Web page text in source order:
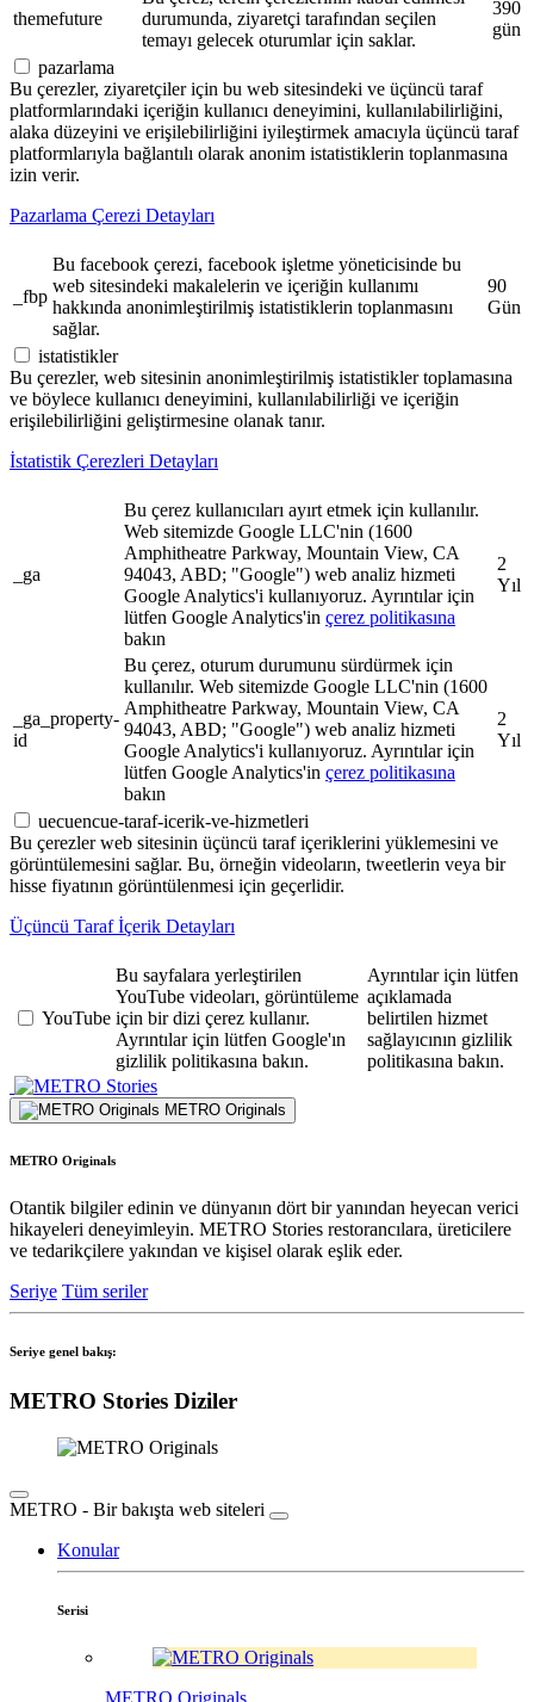
themefuture
durumunda, ziyaretçi tarafından seçilen
temayı gelecek oturumlar için saklar.
390
gün
pazarlama
Bu çerezler, ziyaretçiler için bu web sitesindeki ve üçüncü taraf
platformlarındaki içeriğin kullanıcı deneyimini, kullanılabilirliğini,
alaka düzeyini ve erişilebilirliğini iyileştirmek amacıyla üçüncü taraf
platformlarıyla bağlantılı olarak anonim istatistiklerin toplanmasına
izin verir.
Pazarlama Çerezi Detayları
_fbp
Bu facebook çerezi, facebook işletme yöneticisinde bu
web sitesindeki makalelerin ve içeriğin kullanımı
hakkında anonimleştirilmiş istatistiklerin toplanmasını
sağlar.
90
Gün
istatistikler
Bu çerezler, web sitesinin anonimleştirilmiş istatistikler toplamasına
ve böylece kullanıcı deneyimini, kullanılabilirliği ve içeriğin
erişilebilirliğini geliştirmesine olanak tanır.
İstatistik Çerezleri Detayları
_ga
Bu çerez kullanıcıları ayırt etmek için kullanılır.
Web sitemizde Google LLC'nin (1600
Amphitheatre Parkway, Mountain View, CA
94043, ABD; "Google") web analiz hizmeti
Google Analytics'i kullanıyoruz. Ayrıntılar için
lütfen Google Analytics'in çerez politikasına
bakın
2
Yıl
_ga_property-
id
Bu çerez, oturum durumunu sürdürmek için
kullanılır. Web sitemizde Google LLC'nin (1600
Amphitheatre Parkway, Mountain View, CA
94043, ABD; "Google") web analiz hizmeti
Google Analytics'i kullanıyoruz. Ayrıntılar için
lütfen Google Analytics'in çerez politikasına
bakın
2
Yıl
uecuencue-taraf-icerik-ve-hizmetleri
Bu çerezler web sitesinin üçüncü taraf içeriklerini yüklemesini ve
görüntülemesini sağlar. Bu, örneğin videoların, tweetlerin veya bir
hisse fiyatının görüntülenmesi için geçerlidir.
Üçüncü Taraf İçerik Detayları
YouTube
Bu sayfalara yerleştirilen
YouTube videoları, görüntüleme
için bir dizi çerez kullanır.
Ayrıntılar için lütfen Google'ın
gizlilik politikasına bakın.
Ayrıntılar için lütfen
açıklamada
belirtilen hizmet
sağlayıcının gizlilik
politikasına bakın.
Stories
METRO Originals
METRO Originals
Otantik bilgiler edinin ve dünyanın dört bir yanından heyecan verici
hikayeleri deneyimleyin. METRO Stories restorancılara, üreticilere
ve tedarikçilere yakından ve kişisel olarak eşlik eder.
Seriye Tüm seriler
Seriye genel bakış:
METRO Stories Diziler
METRO - Bir bakışta web siteleri
Konular
Serisi
METRO Originals